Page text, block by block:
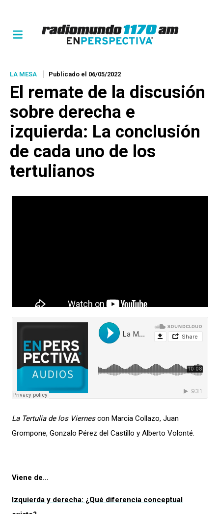
LA MESA Publicado el 06/05/2022
El remate de la discusión
sobre derecha e
izquierda: La conclusión
de cada uno de los
tertulianos
La Tertulia de los Viernescon Marcia Collazo, Juan
Grompone, Gonzalo Pérez del Castillo y Alberto Volonté.
Viene de…
Izquierda y derecha: ¿Qué diferencia conceptual